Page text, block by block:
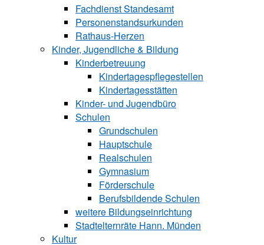
Fachdienst Standesamt
Personenstandsurkunden
Rathaus-Herzen
Kinder, Jugendliche & Bildung
Kinderbetreuung
Kindertagespflegestellen
Kindertagesstätten
Kinder- und Ju‍gend‍bü‍ro
Schulen
Grundschulen
Hauptschule
Realschulen
Gymnasium
Förderschule
Berufsbildende Schu‍len
weitere Bildungseinrichtung
Stadtelternräte Hann. Münden
Kultur